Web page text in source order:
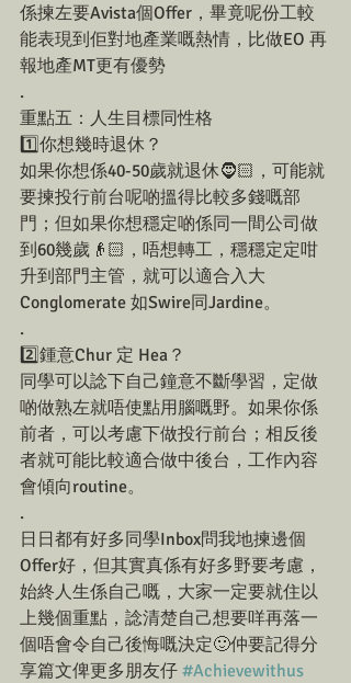
係揀左要Avista個Offer，畢竟呢份工較
能表現到佢對地產業嘅熱情，比做EO 再
報地產MT更有優勢
.
重點五：人生目標同性格
1️⃣你想幾時退休？
如果你想係40-50歲就退休🧔🏻，可能就
要揀投行前台呢啲搵得比較多錢嘅部
門；但如果你想穩定啲係同一間公司做
到60幾歲👴🏻，唔想轉工，穩穩定定咁
升到部門主管，就可以適合入大
Conglomerate 如Swire同Jardine。
.
2️⃣鍾意Chur 定 Hea？
同學可以諗下自己鐘意不斷學習，定做
啲做熟左就唔使點用腦嘅野。如果你係
前者，可以考慮下做投行前台；相反後
者就可能比較適合做中後台，工作內容
會傾向routine。
.
日日都有好多同學Inbox問我地揀邊個
Offer好，但其實真係有好多野要考慮，
始終人生係自己嘅，大家一定要就住以
上幾個重點，諗清楚自己想要咩再落一
個唔會令自己後悔嘅決定🙂仲要記得分
享篇文俾更多朋友仔 #Achievewithus